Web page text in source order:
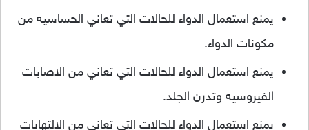
يمنع استعمال الدواء للحالات التي تعاني الحساسيه من
مكونات الدواء.
يمنع استعمال الدواء للحالات التي تعاني من الاصابات
الفيروسيه وتدرن الجلد.
يمنع استعمال الدواء للحالات التي تعاني من الالتهابات